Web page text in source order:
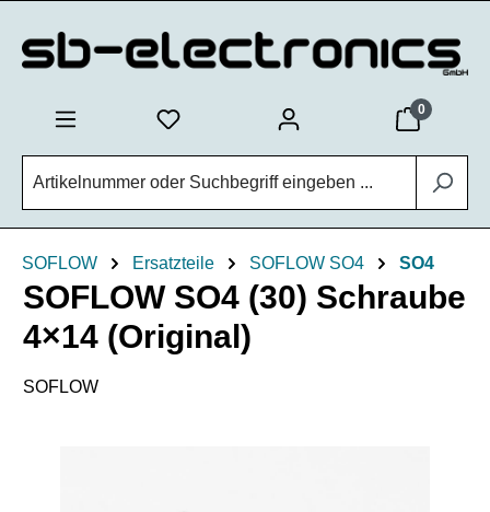
0
SOFLOW Ersatzteile SOFLOW SO4 SO4
SOFLOW SO4 (30) Schraube
4×14 (Original)
SOFLOW